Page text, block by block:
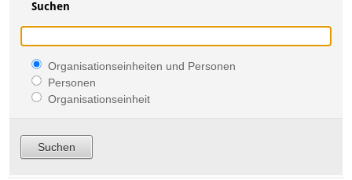
Suchen
Organisationseinheiten und Personen
Personen
Organisationseinheit